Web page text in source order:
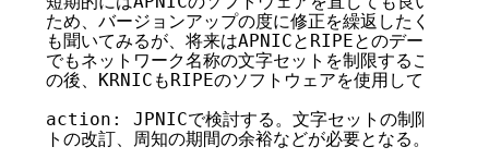
ため、バージョンアップの度に修正を繰返したくはな
も聞いてみるが、将来はAPNICとRIPEとのデータ交換
でもネットワーク名称の文字セットを制限することを
の後、KRNICもRIPEのソフトウェアを使用しているこ
action: JPNICで検討する。文字セットの制限を設け
トの改訂、周知の期間の余裕などが必要となる。